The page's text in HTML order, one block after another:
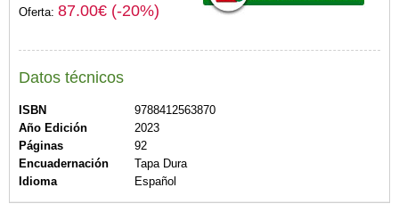
Oferta: 87.00€ (-20%)
Datos técnicos
ISBN
9788412563870
Año Edición
2023
Páginas
92
Encuadernación
Tapa Dura
Idioma
Español